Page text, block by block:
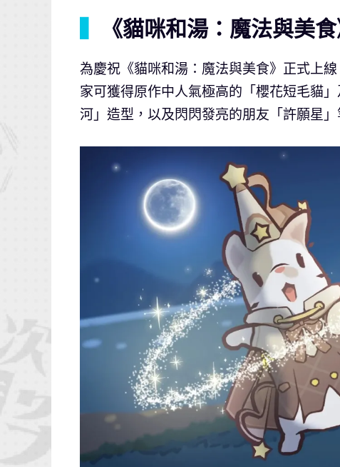
《貓咪和湯：魔法與美
為慶祝《貓咪和湯：魔法與美食》正式上
家可獲得原作中人氣極高的「櫻花短毛貓
河」造型，以及閃閃發亮的朋友「許願星